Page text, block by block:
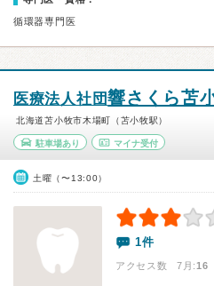
循環器専門医
医療法人社団響さくら苫
北海道苫小牧市木場町（苫小牧駅）
駐車場あり マイナ受付
土曜（〜13:00）
1件
アクセス数 7月:16